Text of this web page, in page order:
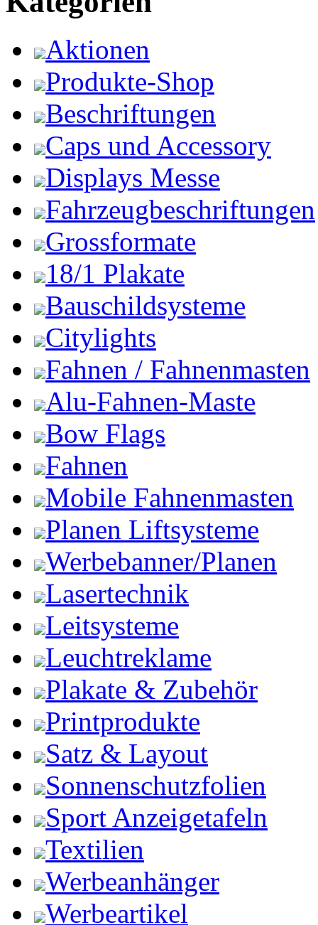
Aktionen
Produkte-Shop
Beschriftungen
Caps und Accessory
Displays Messe
Fahrzeugbeschriftungen
Grossformate
18/1 Plakate
Bauschildsysteme
Citylights
Fahnen / Fahnenmasten
Alu-Fahnen-Maste
Bow Flags
Fahnen
Mobile Fahnenmasten
Planen Liftsysteme
Werbebanner/Planen
Lasertechnik
Leitsysteme
Leuchtreklame
Plakate & Zubehör
Printprodukte
Satz & Layout
Sonnenschutzfolien
Sport Anzeigetafeln
Textilien
Werbeanhänger
Werbeartikel